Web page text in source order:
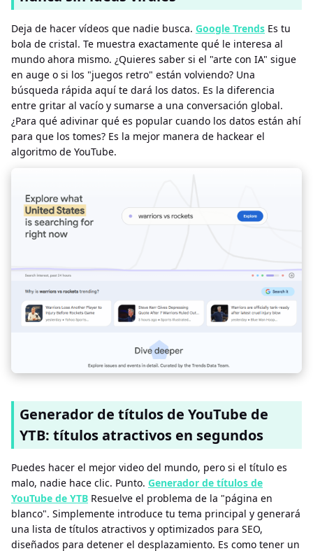
Deja de hacer vídeos que nadie busca. Google Trends Es tu
bola de cristal. Te muestra exactamente qué le interesa al
mundo ahora mismo. ¿Quieres saber si el "arte con IA" sigue
en auge o si los "juegos retro" están volviendo? Una
búsqueda rápida aquí te dará los datos. Es la diferencia
entre gritar al vacío y sumarse a una conversación global.
¿Para qué adivinar qué es popular cuando los datos están ahí
para que los tomes? Es la mejor manera de hackear el
algoritmo de YouTube.
Generador de títulos de YouTube de
YTB: títulos atractivos en segundos
Puedes hacer el mejor video del mundo, pero si el título es
malo, nadie hace clic. Punto. Generador de títulos de
YouTube de YTB Resuelve el problema de la "página en
blanco". Simplemente introduce tu tema principal y generará
una lista de títulos atractivos y optimizados para SEO,
diseñados para detener el desplazamiento. Es como tener un